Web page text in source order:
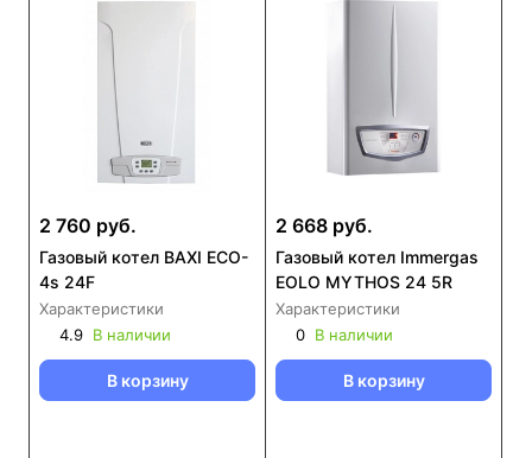
2 760 руб.
Газовый котел BAXI ECO-
4s 24F
Характеристики
4.9 В наличии
В корзину
2 668 руб.
Газовый котел Immergas
EOLO MYTHOS 24 5R
Характеристики
0 В наличии
В корзину